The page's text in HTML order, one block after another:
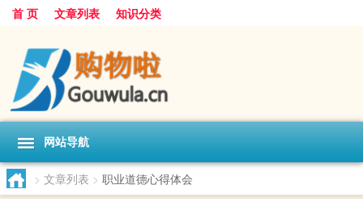
首 页 文章列表 知识分类
网站导航
> 文章列表 > 职业道德心得体会